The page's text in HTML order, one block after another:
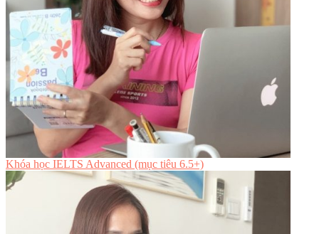
Khóa học IELTS Advanced (mục tiêu 6.5+)